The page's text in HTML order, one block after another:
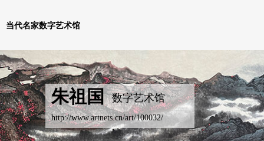
当代名家数字艺术馆
朱祖国 数字艺术馆
http://www.artnets.cn/art/100032/